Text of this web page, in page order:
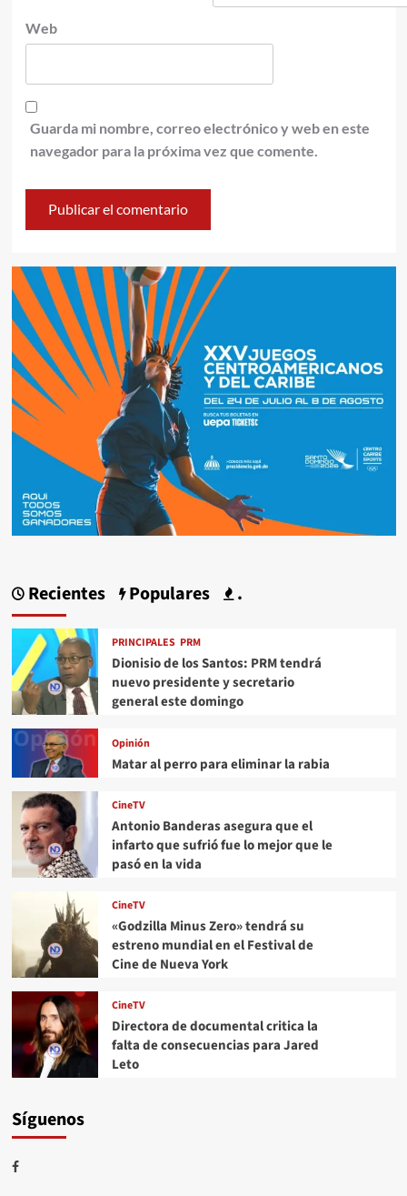
Web
Guarda mi nombre, correo electrónico y web en este
navegador para la próxima vez que comente.
Recientes Populares .
PRINCIPALES PRM
Dionisio de los Santos: PRM tendrá
nuevo presidente y secretario
general este domingo
Opinión
Matar al perro para eliminar la rabia
CineTV
Antonio Banderas asegura que el
infarto que sufrió fue lo mejor que le
pasó en la vida
CineTV
«Godzilla Minus Zero» tendrá su
estreno mundial en el Festival de
Cine de Nueva York
CineTV
Directora de documental critica la
falta de consecuencias para Jared
Leto
Síguenos